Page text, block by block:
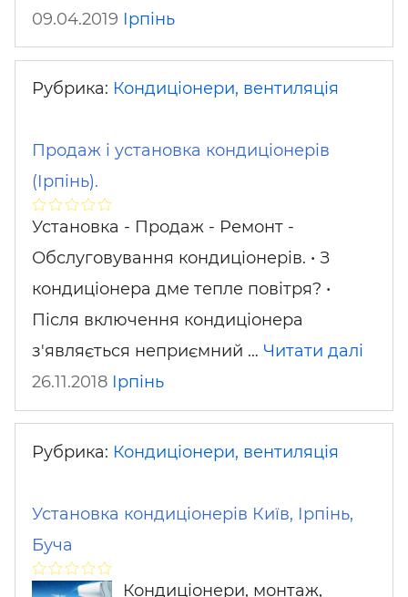
09.04.2019 Ірпінь
Рубрика: Кондиціонери, вентиляція
Продаж і установка кондиціонерів
(Ірпінь).
Установка - Продаж - Ремонт -
Обслуговування кондиціонерів. • З
кондиціонера дме тепле повітря? •
Після включення кондиціонера
з'являється неприємний … Читати далі
26.11.2018 Ірпінь
Рубрика: Кондиціонери, вентиляція
Установка кондиціонерів Київ, Ірпінь,
Буча
Кондиціонери, монтаж,